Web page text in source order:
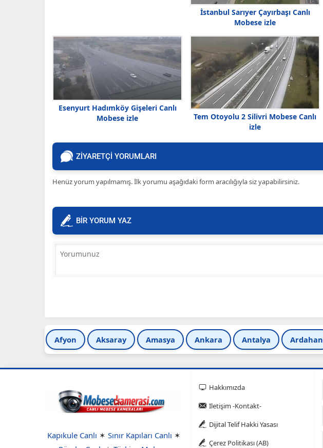
İstanbul Sarıyer Çayırbaşı Canlı
Mobese izle
Esenyurt Hadımköy Gişeleri Canlı
Mobese izle
Tem Otoyolu 2 Silivri Mobese Canlı
izle
ZİYARETÇİ YORUMLARI
Henüz yorum yapılmamış. İlk yorumu aşağıdaki form aracılığıyla siz yapabilirsiniz.
BİR YORUM YAZ
Afyon Aksaray Amasya Ankara Antalya Ardahan
Kapıkule Canlı ✶ Sınır Kapıları Canlı ✶
Hakkımızda
Iletişim -Kontakt-
Dijital Telif Hakki Yasası
Çerez Politikası (AB)